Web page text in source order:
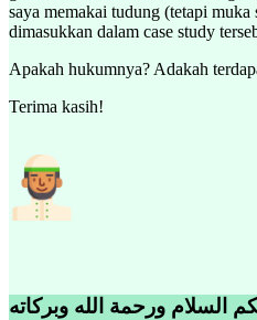
saya memakai tudung (tetapi
dimasukkan dalam case study
Apakah hukumnya? Adakah
Terima kasih!
السلام ورحمة الله وبركاته